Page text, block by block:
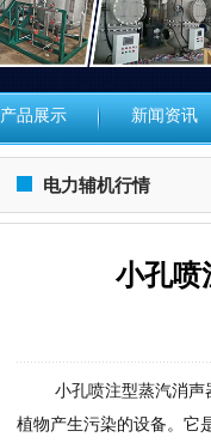
产品展示 新闻资讯
电力辅机行情
小孔喷
小孔喷注型蒸汽消声器
植物产生污染的设备。它